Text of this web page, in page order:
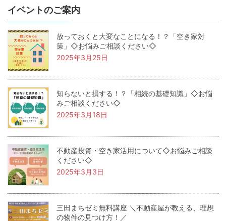
イベントのご案内
放っておくと大変なことになる！？「空き家対
策」◇お悩みご相談ください◇
2025年3月25日
知らないと損する！？「相続の基礎知識」◇お悩
みご相談ください◇
2025年3月18日
不動産投資・空き家活用について◇お悩みご相談
ください◇
2025年3月3日
三田まちゼミ無料講座 ＼不動産屋が教える、理想
の物件の見つけ方！／